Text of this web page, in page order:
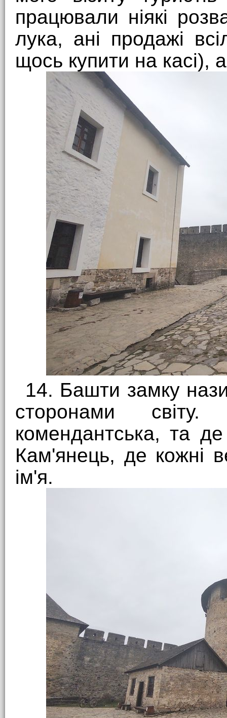
працювали ніякі
лука, ані продажі
щось купити на касі),
14. Башти замку
сторонами
комендантська, та
Кам'янець, де кожні
ім'я.